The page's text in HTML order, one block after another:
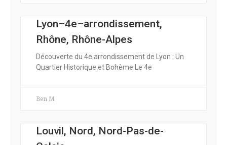
Lyon–4e–arrondissement,
Rhône, Rhône-Alpes
Découverte du 4e arrondissement de Lyon : Un
Quartier Historique et Bohème Le 4e
Ben M
Louvil, Nord, Nord-Pas-de-